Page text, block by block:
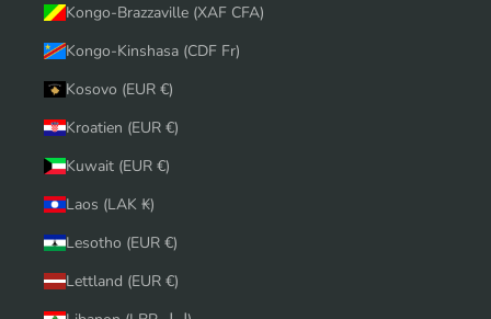
Kongo-Brazzaville (XAF CFA)
Kongo-Kinshasa (CDF Fr)
Kosovo (EUR €)
Kroatien (EUR €)
Kuwait (EUR €)
Laos (LAK ₭)
Lesotho (EUR €)
Lettland (EUR €)